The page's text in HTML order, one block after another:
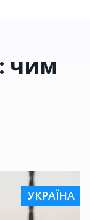
чим
УКРАЇНА